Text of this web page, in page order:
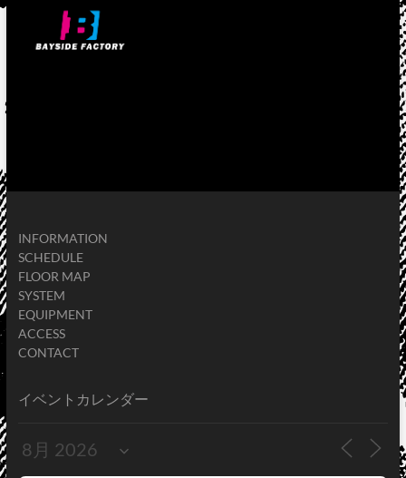
INFORMATION
SCHEDULE
FLOOR MAP
SYSTEM
EQUIPMENT
ACCESS
CONTACT
イベントカレンダー